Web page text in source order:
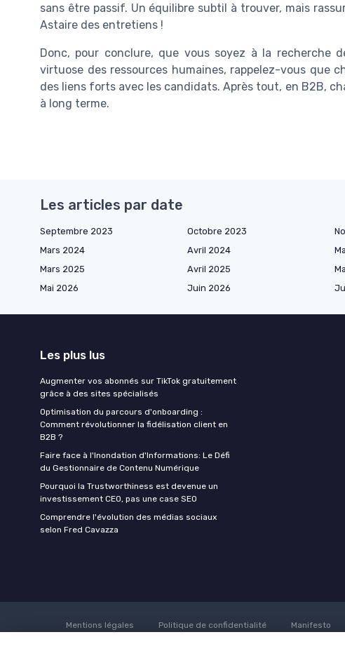
sans être passif. Un équilibre subtil à trouver, mais
Astaire des entretiens !
Donc, pour conclure, que vous soyez à la recherche
virtuose des ressources humaines, rappelez-vous que
des liens forts avec les candidats. Après tout, en B2B,
à long terme.
Les articles par date
Septembre 2023 Octobre 2023
Mars 2024
Avril 2024
Mars 2025
Avril 2025
Mai 2026
Juin 2026
Les plus lus
Augmenter vos abonnés sur TikTok gratuitement
grâce à des sites spécialisés
Optimisation du parcours d'onboarding :
Comment révolutionner la fidélisation client en
B2B ?
Faire face à l'Inondation d'Informations: Le Défi
du Gestionnaire de Contenu Numérique
Pourquoi la Trustworthiness est devenue un
investissement CEO, pas une case SEO
Comprendre l'évolution des médias sociaux
selon Fred Cavazza
Mentions légales Politique de confidentialité Manifesto